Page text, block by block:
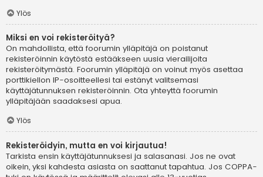
Ylös
Miksi en voi rekisteröityä?
On mahdollista, että foorumin ylläpitäjä on poistanut
rekisteröinnin käytöstä estääkseen uusia vierailijoita
rekisteröitymästä. Foorumin ylläpitäjä on voinut myös asettaa
porttikiellon IP-osoitteellesi tai estänyt valitsemasi
käyttäjätunnuksen rekisteröinnin. Ota yhteyttä foorumin
ylläpitäjään saadaksesi apua.
Ylös
Rekisteröidyin, mutta en voi kirjautua!
Tarkista ensin käyttäjätunnuksesi ja salasanasi. Jos ne ovat
oikein, yksi kahdesta asiasta on saattanut tapahtua. Jos COPPA-